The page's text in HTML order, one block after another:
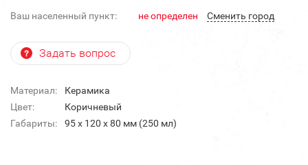
Ваш населенный пункт: не определен Cменить город
Задать вопрос
Материал:
Керамика
Цвет:
Коричневый
Габариты:
95 х 120 х 80 мм (250 мл)